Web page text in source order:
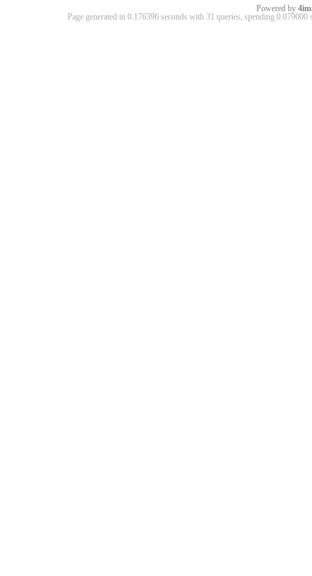
Powered by
Page generated in 0.176396 seconds with 31 queries, spending